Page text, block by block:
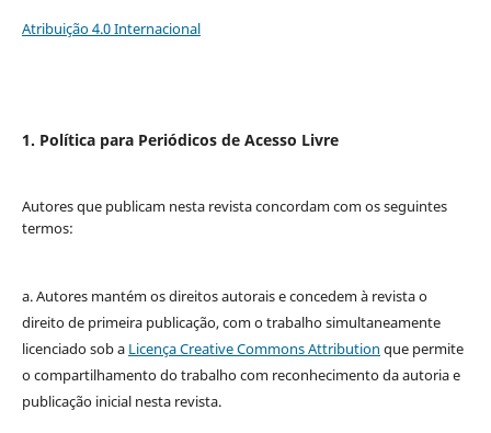
Atribuição 4.0 Internacional
1. Política para Periódicos de Acesso Livre
Autores que publicam nesta revista concordam com os seguintes
termos:
a. Autores mantém os direitos autorais e concedem à revista o
direito de primeira publicação, com o trabalho simultaneamente
licenciado sob a Licença Creative Commons Attribution que permite
o compartilhamento do trabalho com reconhecimento da autoria e
publicação inicial nesta revista.